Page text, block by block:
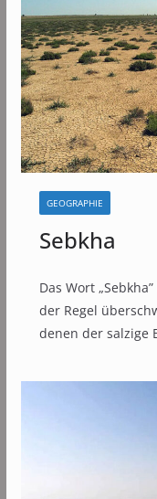
GEOGRAPHIE
Sebkha
Das Wort
der Regel
denen der salzige